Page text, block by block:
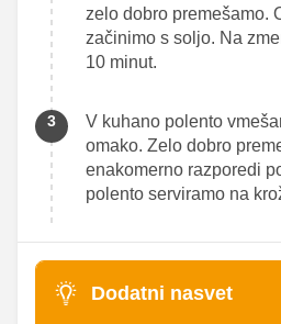
zelo dobro premešamo.
začinimo s soljo. Na
10 minut.
V kuhano polento
omako. Zelo dobro
enakomerno razporedi
polento serviramo na
Dodatni nasvet